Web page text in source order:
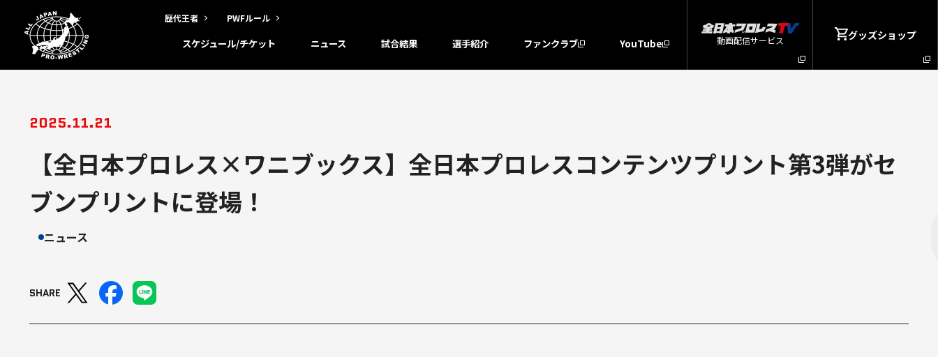
歴代王者 PWFルール
スケジュール/チケット ニュース 試合結果 選手紹介 ファンクラブ YouTube 動画配信サービス グッズショップ
2025.11.21
【全日本プロレス×ワニブックス】全日本プロレスコンテンツプリント第3弾がセ
ブンプリントに登場！
ニュース
SHARE